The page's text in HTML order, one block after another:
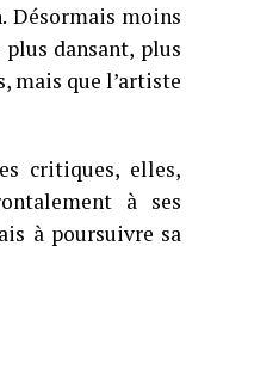
Désormais moins
dansant, plus
mais que l’artiste
critiques, elles,
à ses
à poursuivre sa